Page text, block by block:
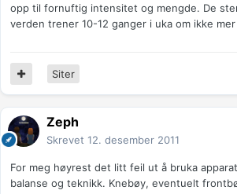
opp til fornuftig intensitet og mengde. De
verden trener 10-12 ganger i uka om ikke mer
Siter
Zeph
Skrevet 12. desember 2011
For meg høyrest det litt feil ut å bruka
balanse og teknikk. Knebøy, eventuelt